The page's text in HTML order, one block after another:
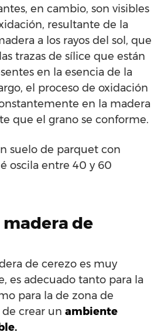
en cambio, son visibles
resultante de la
a los rayos del sol, que
trazas de sílice que están
en la esencia de la
el proceso de oxidación
en la madera
que el grano se conforme.
suelo de parquet con
oscila entre 40 y 60
de
de cerezo es muy
es adecuado tanto para la
para la de zona de
crear un ambiente